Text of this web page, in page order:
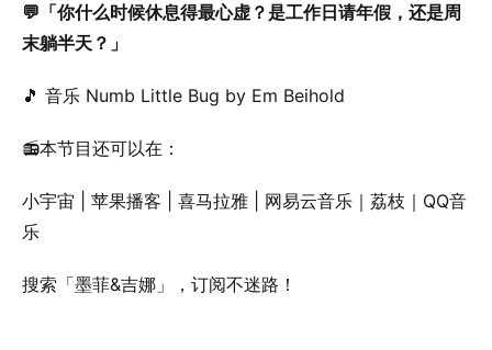
💬「你什么时候休息得最心虚？是工作日请年假，还是周
末躺半天？」
🎵 音乐 Numb Little Bug by Em Beihold
📻本节目还可以在：
小宇宙 | 苹果播客 | 喜马拉雅 | 网易云音乐｜荔枝｜QQ音
乐
搜索「墨菲&吉娜」，订阅不迷路！